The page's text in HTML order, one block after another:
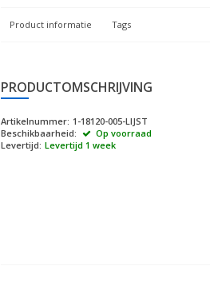
Product informatie Tags
PRODUCTOMSCHRIJVING
Artikelnummer: 1-18120-005-LIJST
Beschikbaarheid:
Op voorraad
Levertijd: Levertijd 1 week